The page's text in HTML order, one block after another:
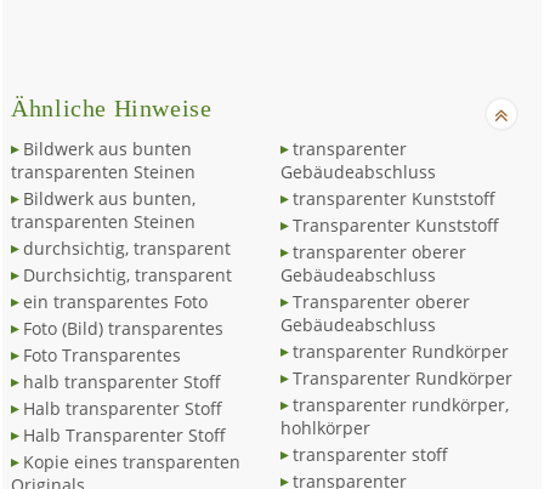
Ähnliche Hinweise
Bildwerk aus bunten
transparenten Steinen
Bildwerk aus bunten,
transparenten Steinen
durchsichtig, transparent
Durchsichtig, transparent
ein transparentes Foto
Foto (Bild) transparentes
Foto Transparentes
halb transparenter Stoff
Halb transparenter Stoff
Halb Transparenter Stoff
Kopie eines transparenten
transparenter
Gebäudeabschluss
transparenter Kunststoff
Transparenter Kunststoff
transparenter oberer
Gebäudeabschluss
Transparenter oberer
Gebäudeabschluss
transparenter Rundkörper
Transparenter Rundkörper
transparenter rundkörper,
hohlkörper
transparenter stoff
transparenter